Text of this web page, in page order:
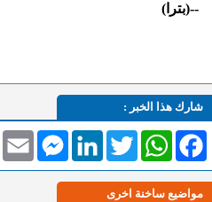
--(بترا)
شارك هذا الخبر :
Email
MessengerLinkedInTwitterWhatsAppFacebook
مواضيع ساخنة اخرى